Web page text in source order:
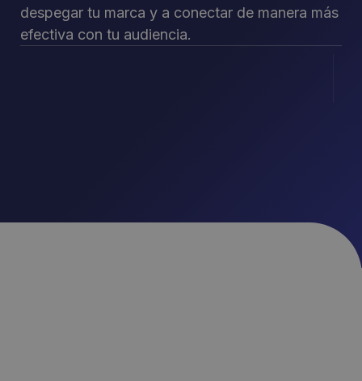
despegar tu marca y a conectar de manera más
efectiva con tu audiencia.